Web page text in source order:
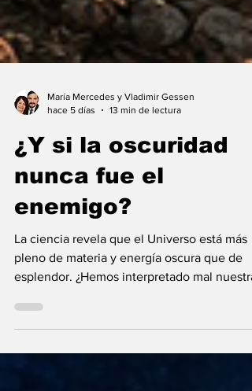
hace 5 días
13 min de lectura
¿Y si la oscuridad
nunca fue el
enemigo?
La ciencia revela que el Universo está más
pleno de materia y energía oscura que de
esplendor. ¿Hemos interpretado mal